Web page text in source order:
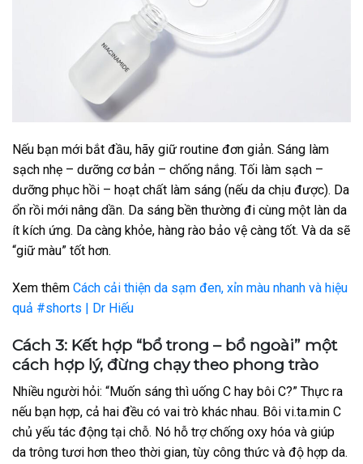
Nếu bạn mới bắt đầu, hãy giữ routine đơn giản. Sáng làm
sạch nhẹ – dưỡng cơ bản – chống nắng. Tối làm sạch –
dưỡng phục hồi – hoạt chất làm sáng (nếu da chịu được). Da
ổn rồi mới nâng dần. Da sáng bền thường đi cùng một làn da
ít kích ứng. Da càng khỏe, hàng rào bảo vệ càng tốt. Và da sẽ
“giữ màu” tốt hơn.
Xem thêm Cách cải thiện da sạm đen, xỉn màu nhanh và hiệu
quả #shorts | Dr Hiếu
Cách 3: Kết hợp “bổ trong – bổ ngoài” một
cách hợp lý, đừng chạy theo phong trào
Nhiều người hỏi: “Muốn sáng thì uống C hay bôi C?” Thực ra
nếu bạn hợp, cả hai đều có vai trò khác nhau. Bôi vi.ta.min C
chủ yếu tác động tại chỗ. Nó hỗ trợ chống oxy hóa và giúp
da trông tươi hơn theo thời gian, tùy công thức và độ hợp da.